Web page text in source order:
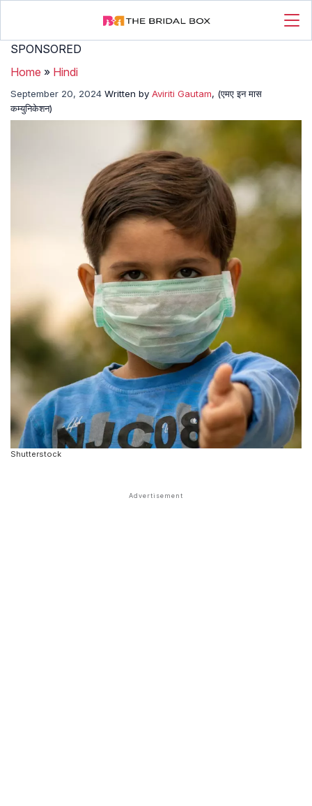
SPONSORED
Home » Hindi
September 20, 2024 Written by Aviriti Gautam, (एमए इन मास
कम्युनिकेशन)
Shutterstock